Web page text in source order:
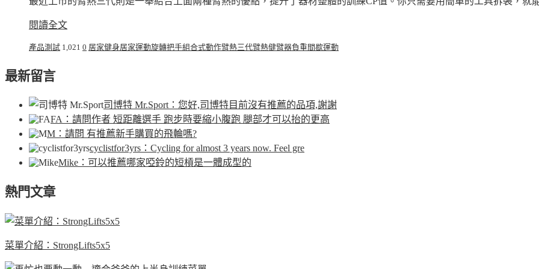
閱讀全文
產品測試 1,021 0 居家健身居家運動旋轉把手組合式動作臂熱三代臂熱健臂器負重間歇運動
最新留言
司博特 Mr.Sport ：您好,司博特目前沒有推薦的品項,謝謝
FA ：請問作者 短距離選手 跑步時要縮小腹跑 腿部才可以抬的更高
M ：請問 有推薦新手購買的飛輪嗎?
cyclistfor3yrs ：Cycling for almost 3 years now. Feel gre
Mike ：可以推薦哪家啞鈴的短槓是一體成型的
熱門文章
菜單介紹：StrongLifts5x5